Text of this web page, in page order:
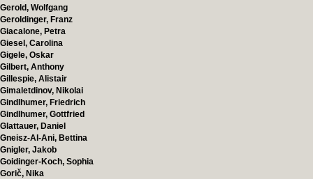
Gerold, Wolfgang
Geroldinger, Franz
Giacalone, Petra
Giesel, Carolina
Gigele, Oskar
Gilbert, Anthony
Gillespie, Alistair
Gimaletdinov, Nikolai
Gindlhumer, Friedrich
Gindlhumer, Gottfried
Glattauer, Daniel
Gneisz-Al-Ani, Bettina
Gnigler, Jakob
Goidinger-Koch, Sophia
Gorič, Nika